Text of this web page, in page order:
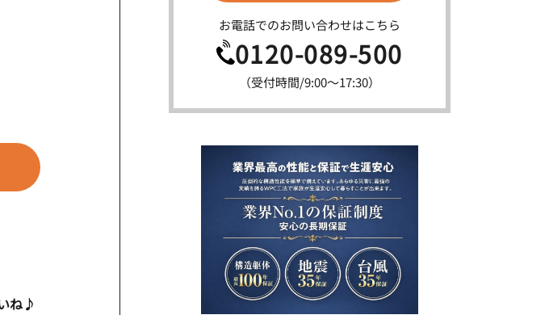
ね♪
お電話でのお問い合わせはこちら
0120-089-500
（受付時間/9:00〜17:30）